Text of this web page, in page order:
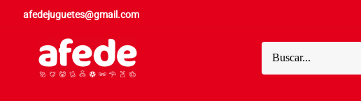
afedejuguetes@gmail.com